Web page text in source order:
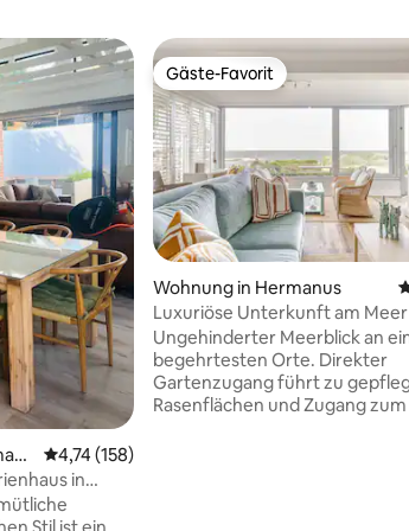
109 Bewertungen
Durchschnittliche Bewertung: 4,74 von 5,
4,74 (158)
in
Gäste-Favorit
Gäste-Favorit
Wohnung in Hermanus
Luxuriöse Unterkunft am
Personen
Ungehinderter Meerblick an
begehrtesten Orte. Direkter
Gartenzugang führt zu
Rasenflächen und Zugang